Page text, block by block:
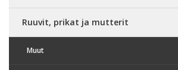
Ruuvit, prikat ja mutterit
Muut